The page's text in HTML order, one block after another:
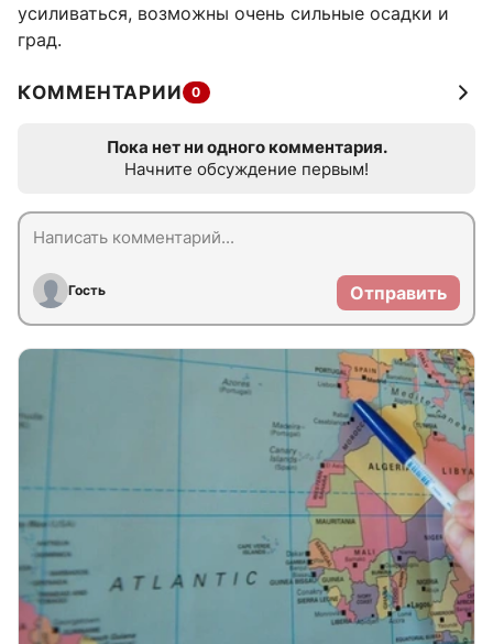
усиливаться, возможны очень сильные осадки и
град.
КОММЕНТАРИИ 0
Пока нет ни одного комментария.
Начните обсуждение первым!
Гость Отправить